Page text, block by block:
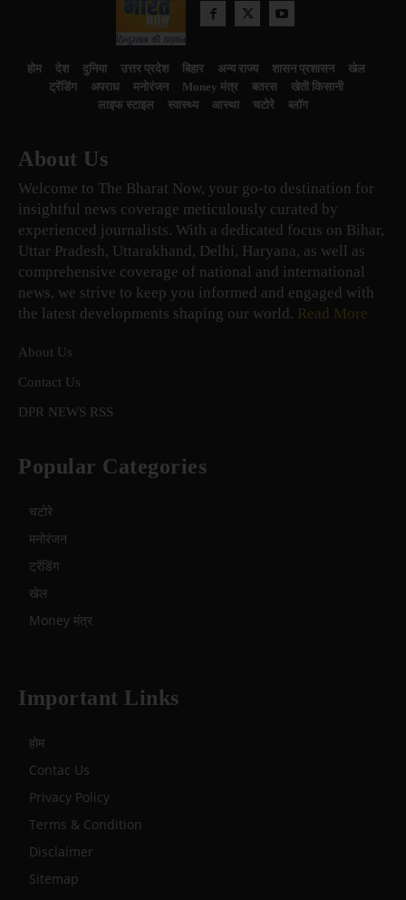
होम देश दुनिया उत्तर प्रदेश बिहार अन्य राज्य शासन प्रशासन
खेल
ट्रेंडिंग
अपराध मनोरंजन Money मंत्र बतरस
खेती किसानी
लाइफ स्टाइल
स्वास्थ्य आस्था चटोरे ब्लॉग
About Us
Welcome to The Bharat Now, your go-to destination for
insightful news coverage meticulously curated by
experienced journalists. With a dedicated focus on Bihar,
Uttar Pradesh, Uttarakhand, Delhi, Haryana, as well as
comprehensive coverage of national and international
news, we strive to keep you informed and engaged with
the latest developments shaping our world. Read More
About Us
Contact Us
DPR NEWS RSS
Popular Categories
चटोरे
मनोरंजन
ट्रेंडिंग
खेल
Money मंत्र
Important Links
होम
Contac Us
Privacy Policy
Terms & Condition
Disclaimer
Sitemap